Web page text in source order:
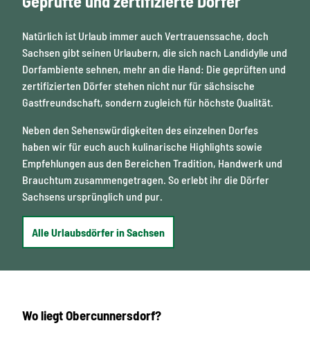
Natürlich ist Urlaub immer auch Vertrauenssache, doch
Sachsen gibt seinen Urlaubern, die sich nach Landidylle und
Dorfambiente sehnen, mehr an die Hand: Die geprüften und
zertifizierten Dörfer stehen nicht nur für sächsische
Gastfreundschaft, sondern zugleich für höchste Qualität.
Neben den Sehenswürdigkeiten des einzelnen Dorfes
haben wir für euch auch kulinarische Highlights sowie
Empfehlungen aus den Bereichen Tradition, Handwerk und
Brauchtum zusammengetragen. So erlebt ihr die Dörfer
Sachsens ursprünglich und pur.
Alle Urlaubsdörfer in Sachsen
Wo liegt Obercunnersdorf?